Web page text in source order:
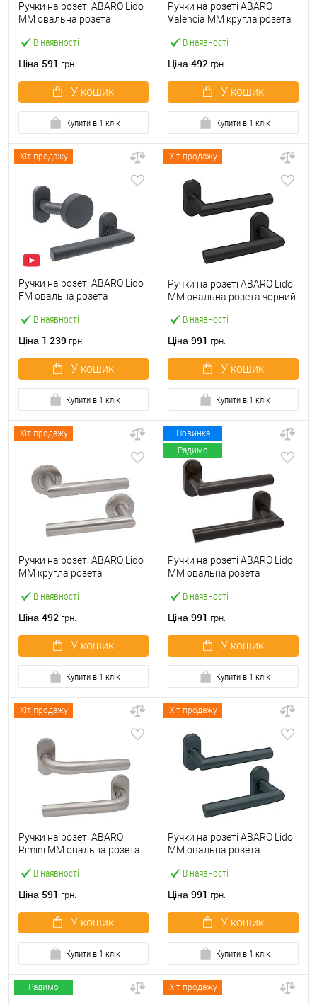
В наявності
Ручки на розеті ABARO Lido
MM овальна розета
Ціна 591 грн.
У кошик
Купити в 1 клік
В наявності
Ручки на розеті ABARO
Valencia MM кругла розета
Ціна 492 грн.
У кошик
Купити в 1 клік
Хіт продажу
В наявності
Ручки на розеті ABARO Lido
FM овальна розета
антрацит
Ціна 1 239 грн.
У кошик
Купити в 1 клік
Хіт продажу
В наявності
Ручки на розеті ABARO Lido
MM овальна розета чорний
Ціна 991 грн.
У кошик
Купити в 1 клік
Хіт продажу
В наявності
Ручки на розеті ABARO Lido
MM кругла розета
Ціна 492 грн.
У кошик
Купити в 1 клік
Новинка
Радимо
В наявності
Ручки на розеті ABARO Lido
MM овальна розета
Ціна 991 грн.
У кошик
Купити в 1 клік
Хіт продажу
В наявності
Ручки на розеті ABARO
Rimini MM овальна розета
Ціна 591 грн.
У кошик
Купити в 1 клік
Хіт продажу
В наявності
Ручки на розеті ABARO Lido
MM овальна розета
Ціна 991 грн.
У кошик
Купити в 1 клік
Радимо Хіт продажу